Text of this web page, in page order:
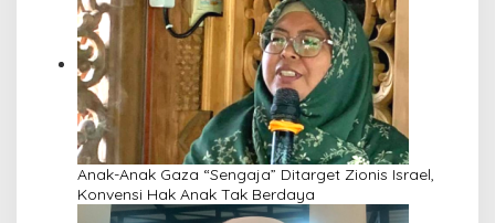
Anak-Anak Gaza “Sengaja” Ditarget Zionis Israel,
Konvensi Hak Anak Tak Berdaya